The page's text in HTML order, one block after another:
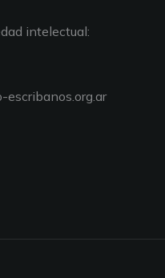
intelectual:
escribanos.org.ar